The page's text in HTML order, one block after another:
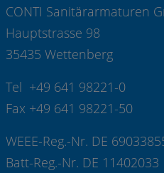
CONTI Sanitärarmaturen
Hauptstrasse 98
35435 Wettenberg
Tel +49 641 98221-0
Fax +49 641 98221-50
WEEE-Reg.-Nr. DE
Batt-Reg.-Nr. DE 11402033